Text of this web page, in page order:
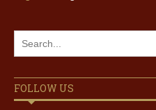
FOLLOW US